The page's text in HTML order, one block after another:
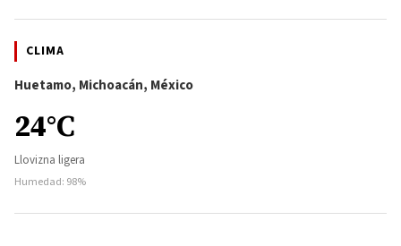
CLIMA
Huetamo, Michoacán, México
24°C
Llovizna ligera
Humedad: 98%